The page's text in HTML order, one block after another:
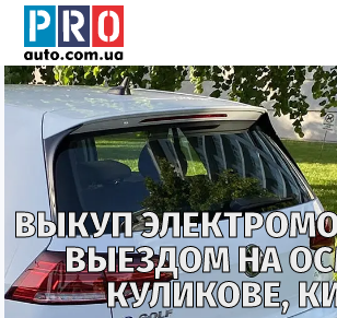
ВЫКУП
ВЫЕЗДОМ НА
КУЛИКОВЕ,